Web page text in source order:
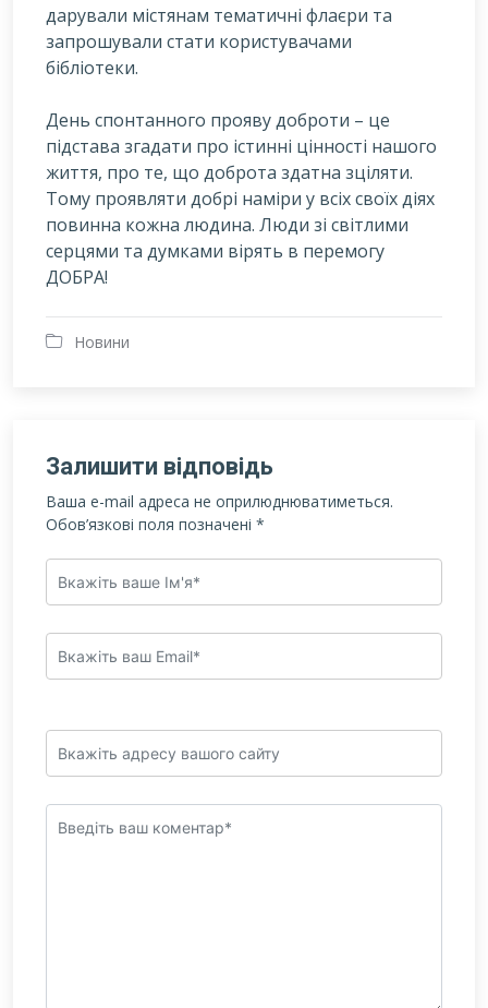
дарували містянам тематичні флаєри та
запрошували стати користувачами
бібліотеки.
День спонтанного прояву доброти – це
підстава згадати про істинні цінності нашого
життя, про те, що доброта здатна зціляти.
Тому проявляти добрі наміри у всіх своїх діях
повинна кожна людина. Люди зі світлими
серцями та думками вірять в перемогу
ДОБРА!
Новини
Залишити відповідь
Ваша e-mail адреса не оприлюднюватиметься.
Обов’язкові поля позначені *